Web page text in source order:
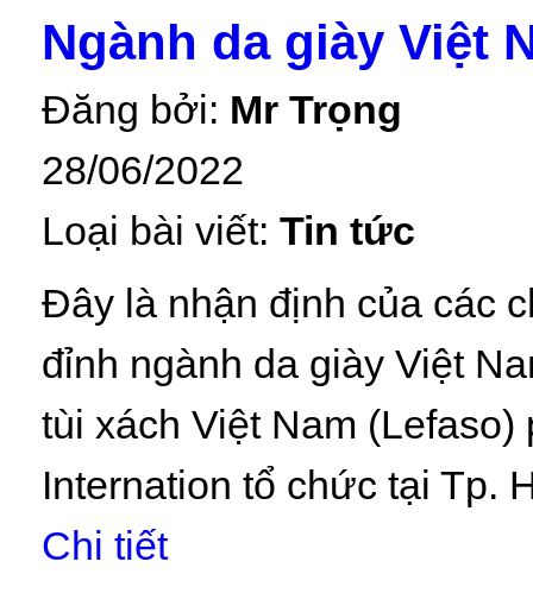
Ngành da giày Việt
Đăng bởi: Mr Trọng
28/06/2022
Loại bài viết: Tin tức
Đây là nhận định của các
đỉnh ngành da giày Việt
tùi xách Việt Nam
Internation tổ chức tại Tp.
Chi tiết